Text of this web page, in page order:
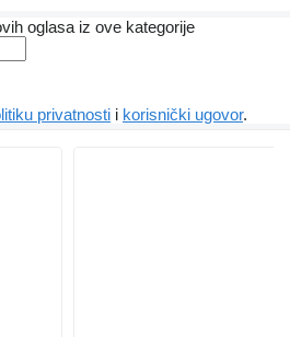
oglasa iz ove kategorije
privatnosti i korisnički ugovor.